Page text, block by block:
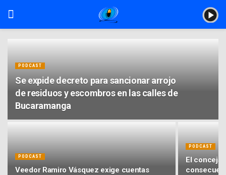
PODCAST
Se expide decreto para sancionar arrojo
de residuos y escombros en las calles de
Bucaramanga
PODCAST
Veedor Ramiro Vásquez exige cuentas
PODCAST
El concejal